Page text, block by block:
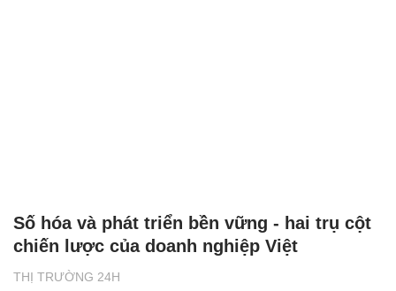
THỊ TRƯỜNG 24H
Số hóa và phát triển bền vững - hai trụ cột
chiến lược của doanh nghiệp Việt